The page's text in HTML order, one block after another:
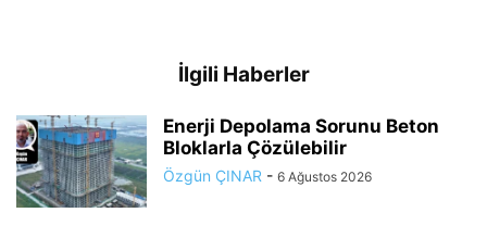
İlgili Haberler
Enerji Depolama Sorunu Beton
Bloklarla Çözülebilir
Özgün ÇINAR - 6 Ağustos 2026